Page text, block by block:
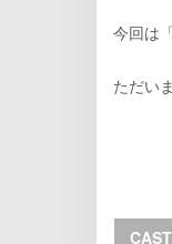
今回は
ただい